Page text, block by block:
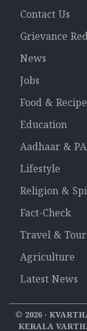
Contact Us
Grievance
News
Jobs
Food &
Education
Aadhaar &
Lifestyle
Religion &
Fact-Check
Travel &
Agriculture
Latest News
© 2026‧
KERALA